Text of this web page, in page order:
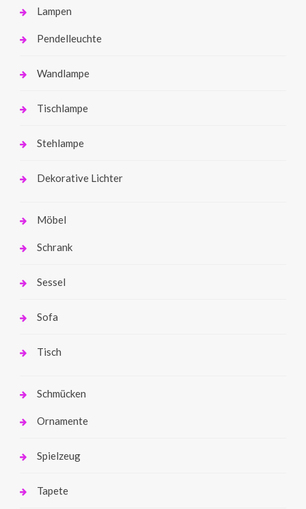
Lampen
Pendelleuchte
Wandlampe
Tischlampe
Stehlampe
Dekorative Lichter
Möbel
Schrank
Sessel
Sofa
Tisch
Schmücken
Ornamente
Spielzeug
Tapete